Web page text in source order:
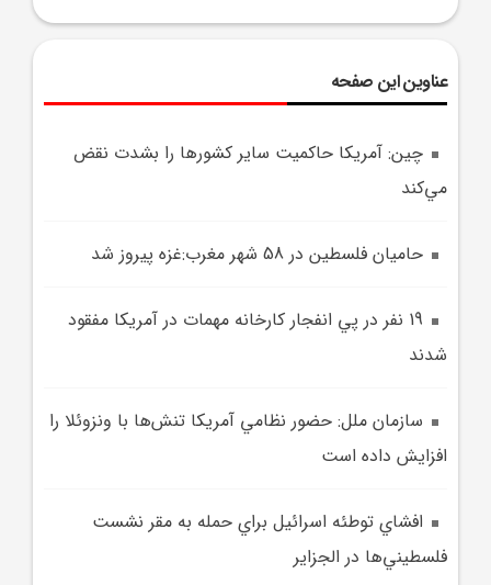
عناوین این صفحه
چين: آمريکا حاکميت ساير کشورها را بشدت نقض
مي‌کند
حاميان فلسطين در 58 شهر مغرب:غزه پيروز شد
19 نفر در پي انفجار کارخانه مهمات در آمريکا مفقود
شدند
سازمان ملل: حضور نظامي آمريکا تنش‌ها با ونزوئلا را
افزايش داده است
افشاي توطئه اسرائيل براي حمله به مقر نشست
فلسطيني‌ها در الجزاير